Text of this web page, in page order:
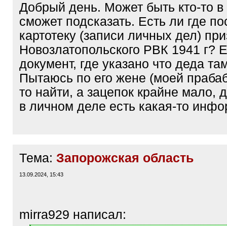
Добрый день. Может быть кто-то в
сможет подсказать. Есть ли где
картотеку (записи личных дел)
Новозлатопольского РВК 1941 г?
документ, где указано что деда
Пытаюсь по его жене (моей
то найти, а зацепок крайне мало,
в личном деле есть какая-то
Тема: Запорожская область
13.09.2024, 15:43
mirra929 написал: